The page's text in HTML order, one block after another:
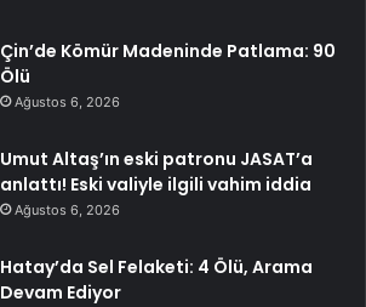
Çin’de Kömür Madeninde Patlama: 90
Ölü
Ağustos 6, 2026
Umut Altaş’ın eski patronu JASAT’a
anlattı! Eski valiyle ilgili vahim iddia
Ağustos 6, 2026
Hatay’da Sel Felaketi: 4 Ölü, Arama
Devam Ediyor